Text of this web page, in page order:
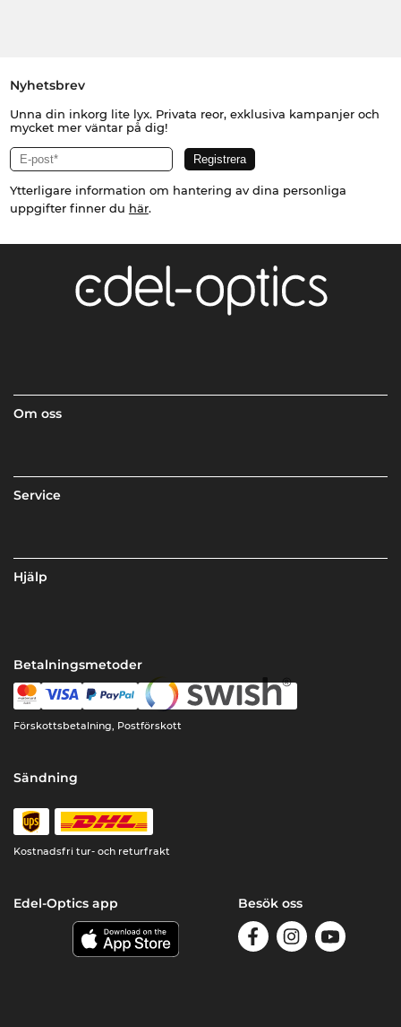
Nyhetsbrev
Unna din inkorg lite lyx. Privata reor, exklusiva kampanjer och
mycket mer väntar på dig!
Ytterligare information om hantering av dina personliga
uppgifter finner du här.
Om oss
Service
Hjälp
Betalningsmetoder
Förskottsbetalning, Postförskott
Sändning
Kostnadsfri tur- och returfrakt
Edel-Optics app Besök oss